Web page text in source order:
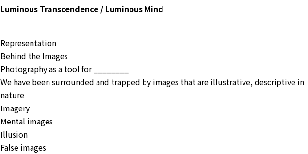
Luminous Transcendence / Luminous Mind
Representation
Behind the Images
Photography as a tool for ________
We have been surrounded and trapped by images that are illustrative, descriptive in
nature
Imagery
Mental images
Illusion
False images